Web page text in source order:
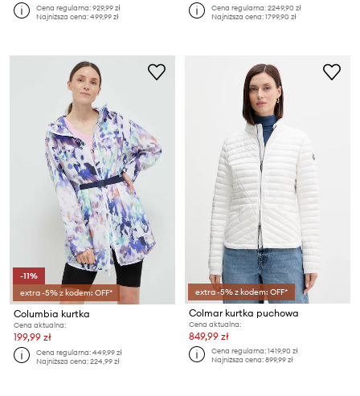
Cena regularna:929,99 zł
Najniższa cena:499,99 zł
Cena regularna:2249,90 zł
Najniższa cena:1799,90 zł
-11%
extra -5% z kodem: OFF*
Columbia kurtka
Cena aktualna:
199,99 zł
Cena regularna:449,99 zł
Najniższa cena:224,99 zł
extra -5% z kodem: OFF*
Colmar kurtka puchowa
Cena aktualna:
849,99 zł
Cena regularna:1419,90 zł
Najniższa cena:899,99 zł